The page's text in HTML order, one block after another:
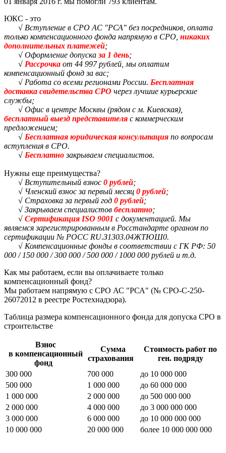
ЮКС - это
√ Вступление в СРО АС "РСА" без посредников, оплата
только компенсационного фонда напрямую в СРО, никаких
дополнительных платежей;
√ Оформление допуска за 1 день;
√ Рассрочка от 44 997 рублей, мы оплатим
компенсационный фонд за вас;
√ Работа со всеми регионами России. Бесплатная
доставка свидетельства СРО через лучшие курьерские
службы;
√ Офис в центре Москвы (рядом с м. Киевская),
бесплатный выезд представителя с коммерческим
предложением;
√ Бесплатная юридическая консультация по вопросам
вступления в СРО.
√ Бесплатнозакрываем специалистов.
Нужны еще преимущества?
√ Вступительный взнос 0 рублей;
√ Членский взнос за первый месяц 0 рублей;
√ Страховка за первый год 0 рублей;
√ Закрываем специалистов бесплатно;
√ Сертификация ISO 9001 с документацией. Мы
являемся зарегистрированным в Росстандарте органом по
сертификации № РОСС RU.З1303.04ЖТЮШ0.
√ Компенсационные фонды в соответствии с ГК РФ: 50
000 / 150 000 / 300 000 / 500 000 / 1000 000 рублей и т.д.
Как мы работаем, если вы оплачиваете только
компенсационный фонд?
Мы работаем напрямую с СРО АС "РСА" (№ СРО-С-250-
26072012 в реестре Ростехнадзора).
Таблица размера компенсационного фонда для допуска СРО в
строительстве
Взнос
в компенсационный
фонд
Сумма
страхования
Стоимость работ по
ген. подряду
300 000
700 000
до 10 000 000
500 000
1 000 000
до 60 000 000
1 000 000
2 000 000
до 500 000 000
2 000 000
4 000 000
до 3 000 000 000
3 000 000
6 000 000
до 10 000 000 000
10 000 000
20 000 000 более 10 000 000 000